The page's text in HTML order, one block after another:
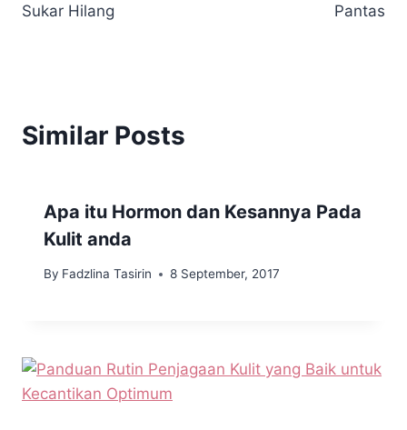
Sukar Hilang
Pantas
Similar Posts
Apa itu Hormon dan Kesannya Pada
Kulit anda
By Fadzlina Tasirin 8 September, 2017